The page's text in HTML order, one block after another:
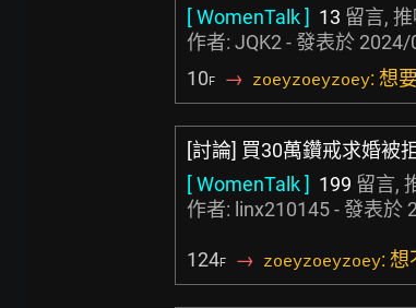
[ WomenTalk ] 13 留言,
作者: JQK2 - 發表於 2024/
10F → zoeyzoeyzoey: 想
[討論] 買30萬鑽戒求婚被
[ WomenTalk ] 199 留言,
作者: linx210145- 發表於
124F → zoeyzoeyzoey: